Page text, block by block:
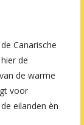
Canarische
de
de warme
voor
eilanden èn